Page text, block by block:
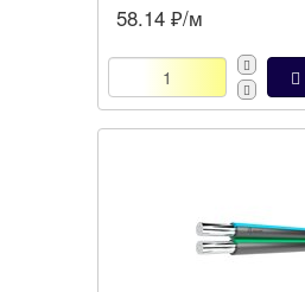
58.14 ₽/м